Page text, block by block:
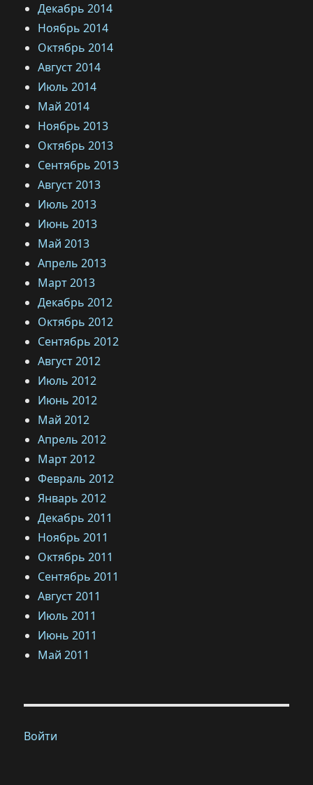
Декабрь 2014
Ноябрь 2014
Октябрь 2014
Август 2014
Июль 2014
Май 2014
Ноябрь 2013
Октябрь 2013
Сентябрь 2013
Август 2013
Июль 2013
Июнь 2013
Май 2013
Апрель 2013
Март 2013
Декабрь 2012
Октябрь 2012
Сентябрь 2012
Август 2012
Июль 2012
Июнь 2012
Май 2012
Апрель 2012
Март 2012
Февраль 2012
Январь 2012
Декабрь 2011
Ноябрь 2011
Октябрь 2011
Сентябрь 2011
Август 2011
Июль 2011
Июнь 2011
Май 2011
Войти